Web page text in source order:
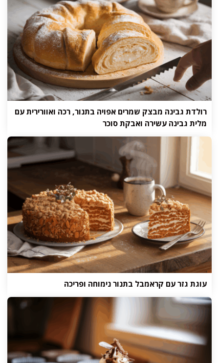
רולדת גבינה מבצק שמרים אפויה בתנור, רכה ואוורירית עם
מלית גבינה עשירה ואבקת סוכר
עוגת גזר עם קראמבל בתנור נימוחה ופריכה